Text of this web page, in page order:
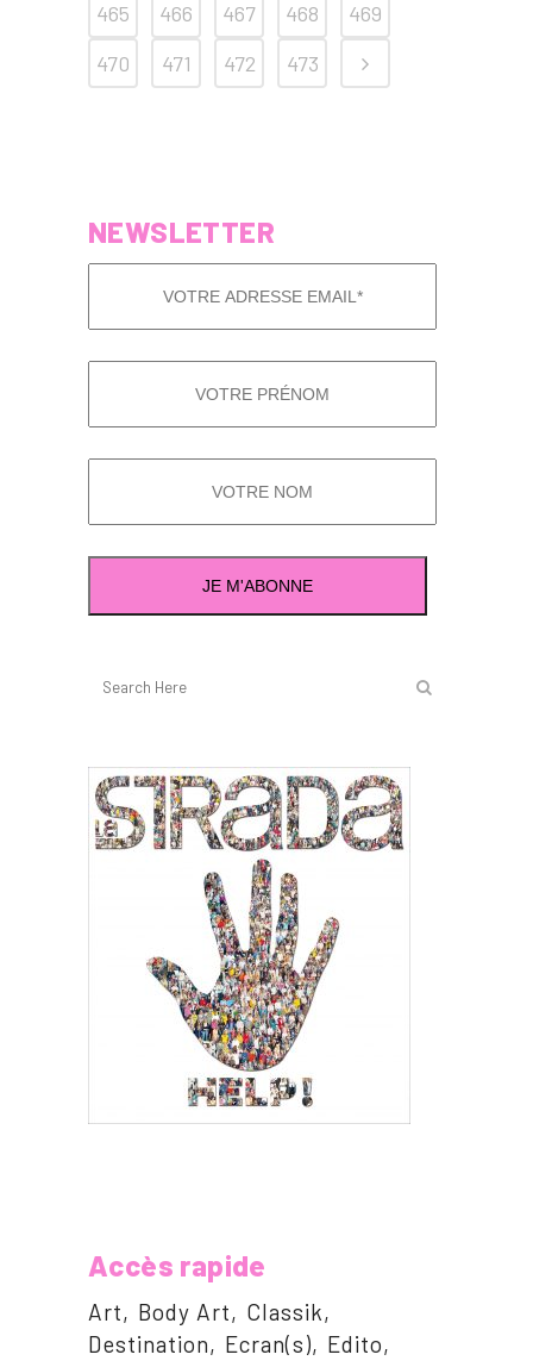
465 466 467 468
469
470
471 472 473
NEWSLETTER
Accès rapide
Art Body Art
Classik
Destination
Ecran(s)
Edito